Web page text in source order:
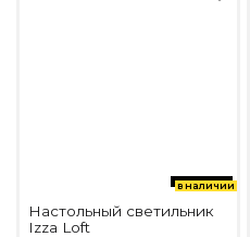
в наличии
Настольный светильник
Izza Loft